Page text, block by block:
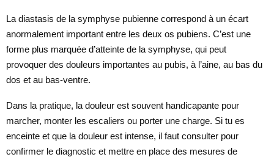
La diastasis de la symphyse pubienne correspond à un écart
anormalement important entre les deux os pubiens. C’est une
forme plus marquée d’atteinte de la symphyse, qui peut
provoquer des douleurs importantes au pubis, à l’aine, au bas du
dos et au bas-ventre.
Dans la pratique, la douleur est souvent handicapante pour
marcher, monter les escaliers ou porter une charge. Si tu es
enceinte et que la douleur est intense, il faut consulter pour
confirmer le diagnostic et mettre en place des mesures de